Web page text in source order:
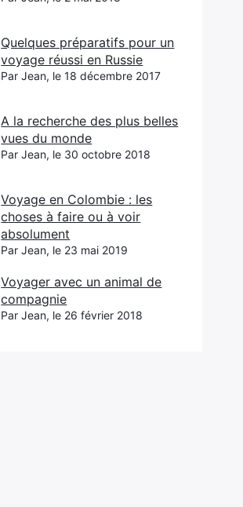
Quelques préparatifs pour un
voyage réussi en Russie
Par Jean, le 18 décembre 2017
A la recherche des plus belles
vues du monde
Par Jean, le 30 octobre 2018
Voyage en Colombie : les
choses à faire ou à voir
absolument
Par Jean, le 23 mai 2019
Voyager avec un animal de
compagnie
Par Jean, le 26 février 2018